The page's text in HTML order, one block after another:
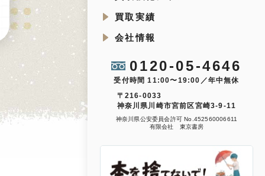
買取実績
会社情報
0120-05-4646
受付時間 11:00〜19:00／年中無休
〒216-0033
神奈川県川崎市宮前区宮崎3-9-11
神奈川県公安委員会許可 No.452560006611
有限会社 東京書房